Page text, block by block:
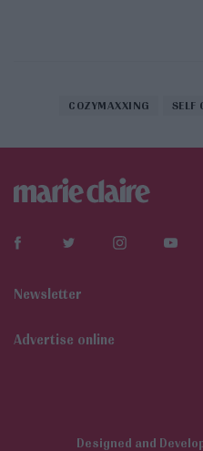
COZYMAXXING SELF
Newsletter
Αdvertise online
Designed and